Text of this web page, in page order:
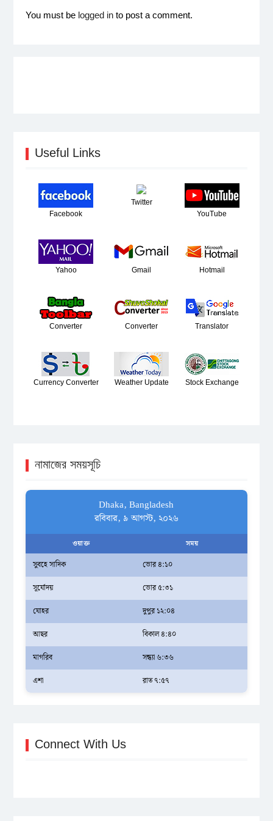
You must be logged into post a comment.
Useful Links
Facebook
Twitter
YouTube
Yahoo Gmail Hotmail
Converter Converter Translator
Currency Converter Weather Update Stock Exchange
নামাজের সময়সূচি
Dhaka, Bangladesh
রবিবার, ৯ আগস্ট, ২০২৬
ওয়াক্ত সময়
সুবহে সাদিক
ভোর ৪:১০
সূর্যোদয়
ভোর ৫:৩১
যোহর
দুপুর ১২:০৪
আছর
বিকাল ৪:৪০
মাগরিব
সন্ধ্যা ৬:৩৬
এশা
রাত ৭:৫৭
Connect With Us